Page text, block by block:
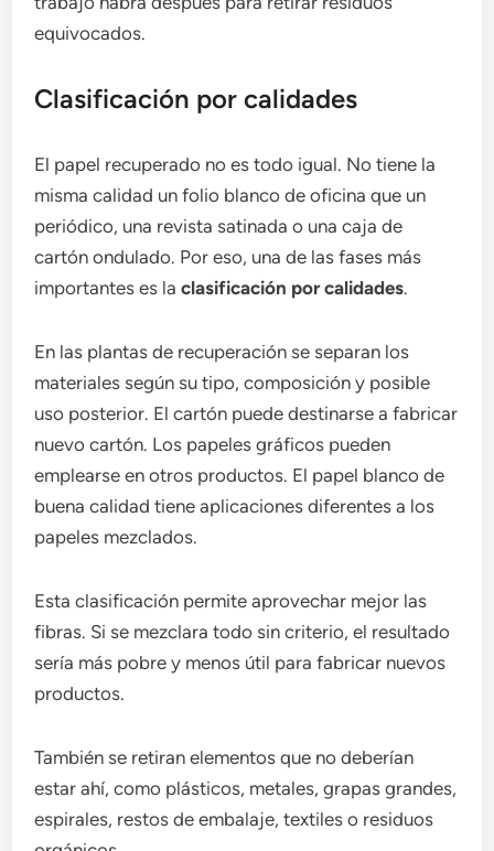
equivocados.
Clasificación por calidades
El papel recuperado no es todo igual. No tiene la
misma calidad un folio blanco de oficina que un
periódico, una revista satinada o una caja de
cartón ondulado. Por eso, una de las fases más
importantes es laclasificación por calidades.
En las plantas de recuperación se separan los
materiales según su tipo, composición y posible
uso posterior. El cartón puede destinarse a fabricar
nuevo cartón. Los papeles gráficos pueden
emplearse en otros productos. El papel blanco de
buena calidad tiene aplicaciones diferentes a los
papeles mezclados.
Esta clasificación permite aprovechar mejor las
fibras. Si se mezclara todo sin criterio, el resultado
sería más pobre y menos útil para fabricar nuevos
productos.
También se retiran elementos que no deberían
estar ahí, como plásticos, metales, grapas grandes,
espirales, restos de embalaje, textiles o residuos